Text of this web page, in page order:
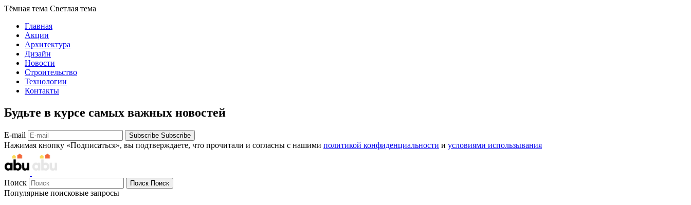
Тёмная тема Светлая тема
Главная
Акции
Архитектура
Дизайн
Новости
Строительство
Технологии
Контакты
Будьте в курсе самых важных новостей
E-mail Subscribe Subscribe
Нажимая кнопку «Подписаться», вы подтверждаете, что прочитали и согласны с нашими политикой конфиденциальности и условиями использывания
Поиск Поиск Поиск
Популярные поисковые запросы